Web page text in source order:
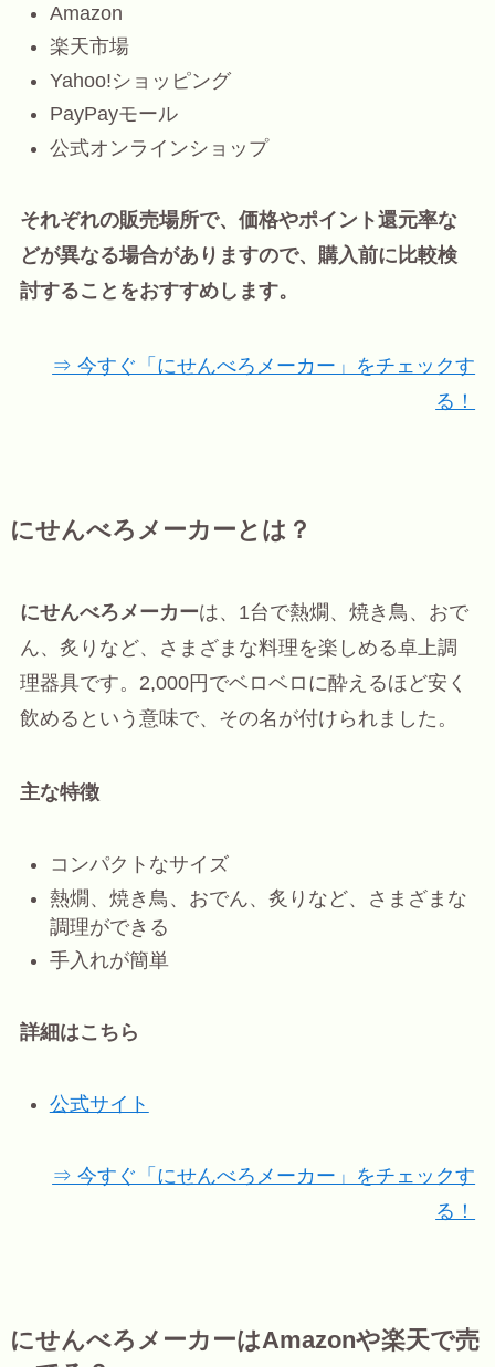
Amazon
楽天市場
Yahoo!ショッピング
PayPayモール
公式オンラインショップ
それぞれの販売場所で、価格やポイント還元率な
どが異なる場合がありますので、購入前に比較検
討することをおすすめします。
⇒ 今すぐ「にせんべろメーカー」をチェックす
る！
にせんべろメーカーとは？
にせんべろメーカーは、1台で熱燗、焼き鳥、おで
ん、炙りなど、さまざまな料理を楽しめる卓上調
理器具です。2,000円でベロベロに酔えるほど安く
飲めるという意味で、その名が付けられました。
主な特徴
コンパクトなサイズ
熱燗、焼き鳥、おでん、炙りなど、さまざまな
調理ができる
手入れが簡単
詳細はこちら
公式サイト
⇒ 今すぐ「にせんべろメーカー」をチェックす
る！
にせんべろメーカーはAmazonや楽天で売